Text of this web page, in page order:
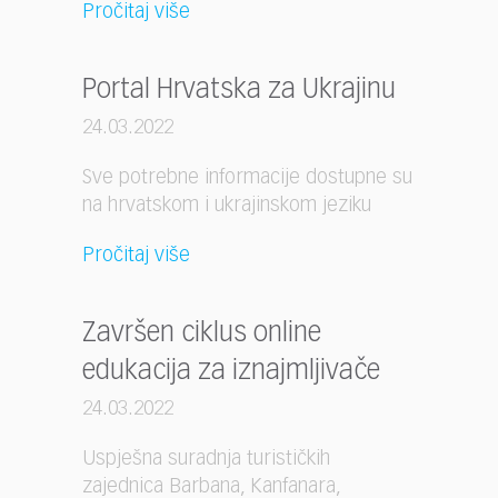
Pročitaj više
Portal Hrvatska za Ukrajinu
24.03.2022
Sve potrebne informacije dostupne su
na hrvatskom i ukrajinskom jeziku
Pročitaj više
Završen ciklus online
edukacija za iznajmljivače
24.03.2022
Uspješna suradnja turističkih
zajednica Barbana, Kanfanara,